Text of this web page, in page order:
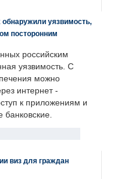
уязвимость,
посторонним
российским
уязвимость. С
можно
интернет -
к приложениям и
банковские.
виз для граждан